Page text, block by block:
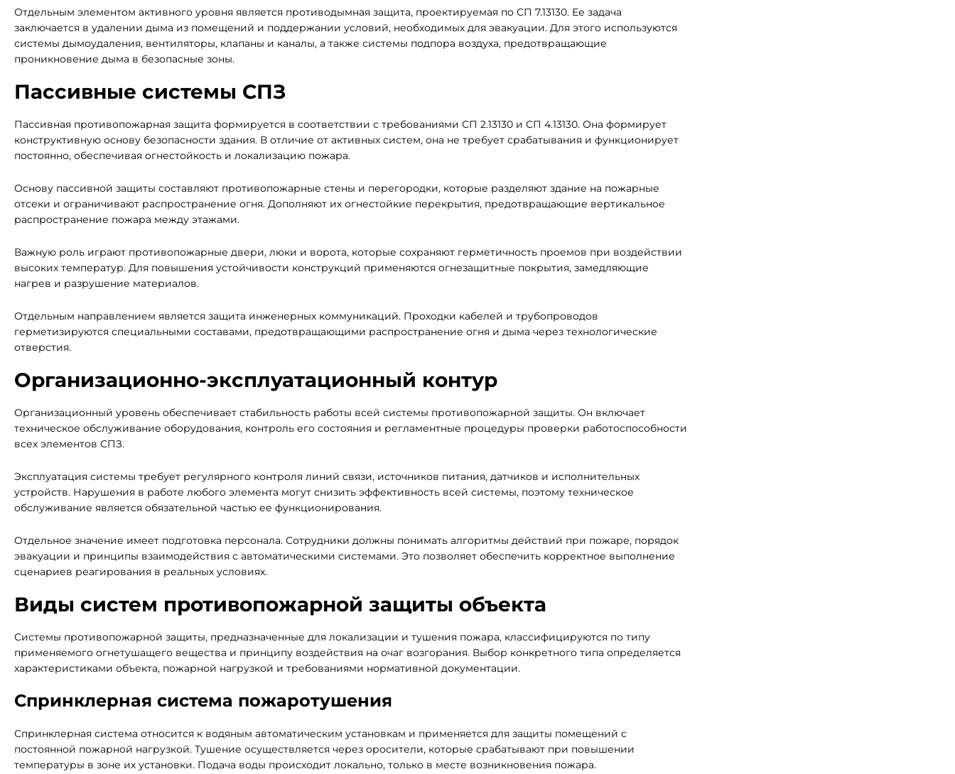
Отдельным элементом активного уровня является противодымная защита, проектируемая по СП 7.13130. Ее задача
заключается в удалении дыма из помещений и поддержании условий, необходимых для эвакуации. Для этого используются
системы дымоудаления, вентиляторы, клапаны и каналы, а также системы подпора воздуха, предотвращающие
проникновение дыма в безопасные зоны.
Пассивные системы СПЗ
Пассивная противопожарная защита формируется в соответствии с требованиями СП 2.13130 и СП 4.13130. Она формирует
конструктивную основу безопасности здания. В отличие от активных систем, она не требует срабатывания и функционирует
постоянно, обеспечивая огнестойкость и локализацию пожара.
Основу пассивной защиты составляют противопожарные стены и перегородки, которые разделяют здание на пожарные
отсеки и ограничивают распространение огня. Дополняют их огнестойкие перекрытия, предотвращающие вертикальное
распространение пожара между этажами.
Важную роль играют противопожарные двери, люки и ворота, которые сохраняют герметичность проемов при воздействии
высоких температур. Для повышения устойчивости конструкций применяются огнезащитные покрытия, замедляющие
нагрев и разрушение материалов.
Отдельным направлением является защита инженерных коммуникаций. Проходки кабелей и трубопроводов
герметизируются специальными составами, предотвращающими распространение огня и дыма через технологические
отверстия.
Организационно-эксплуатационный контур
Организационный уровень обеспечивает стабильность работы всей системы противопожарной защиты. Он включает
техническое обслуживание оборудования, контроль его состояния и регламентные процедуры проверки работоспособности
всех элементов СПЗ.
Эксплуатация системы требует регулярного контроля линий связи, источников питания, датчиков и исполнительных
устройств. Нарушения в работе любого элемента могут снизить эффективность всей системы, поэтому техническое
обслуживание является обязательной частью ее функционирования.
Отдельное значение имеет подготовка персонала. Сотрудники должны понимать алгоритмы действий при пожаре, порядок
эвакуации и принципы взаимодействия с автоматическими системами. Это позволяет обеспечить корректное выполнение
сценариев реагирования в реальных условиях.
Виды систем противопожарной защиты объекта
Системы противопожарной защиты, предназначенные для локализации и тушения пожара, классифицируются по типу
применяемого огнетушащего вещества и принципу воздействия на очаг возгорания. Выбор конкретного типа определяется
характеристиками объекта, пожарной нагрузкой и требованиями нормативной документации.
Спринклерная система пожаротушения
Спринклерная система относится к водяным автоматическим установкам и применяется для защиты помещений с
постоянной пожарной нагрузкой. Тушение осуществляется через оросители, которые срабатывают при повышении
температуры в зоне их установки. Подача воды происходит локально, только в месте возникновения пожара.